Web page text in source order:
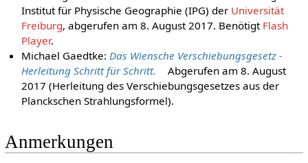
Institut für Physische Geographie (IPG) der Universität
Freiburg, abgerufen am 8. August 2017. Benötigt Flash
Player.
Michael Gaedtke: Das Wiensche Verschiebungsgesetz -
Herleitung Schritt für Schritt.
Abgerufen am 8. August
2017 (Herleitung des Verschiebungsgesetzes aus der
Planckschen Strahlungsformel).
Anmerkungen